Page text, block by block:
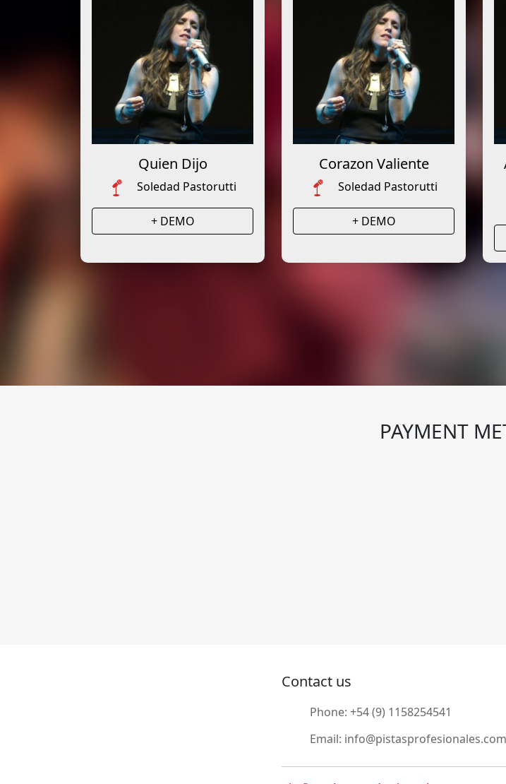
Quien Dijo
Soledad Pastorutti
+ DEMO
Corazon Valiente
Soledad Pastorutti
+ DEMO
PAYMENT
Contact us
Phone: +54 (9) 1158254541
Email: info@pistasprofesionales.com